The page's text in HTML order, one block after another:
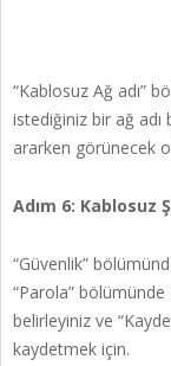
“Kablosuz Ağ adı”
istediğiniz bir ağ adı
ararken görünecek
Adım 6: Kablosuz
“Güvenlik”
“Parola”
belirleyiniz ve
kaydetmek için.